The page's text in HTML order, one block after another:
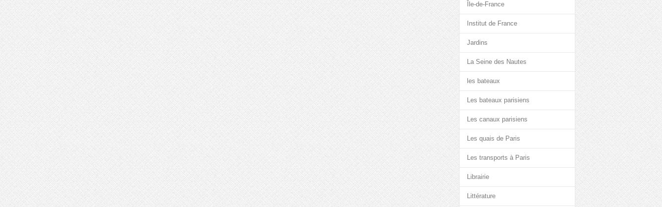
Île-de-France
Institut de France
Jardins
La Seine des Nautes
les bateaux
Les bateaux parisiens
Les canaux parisiens
Les quais de Paris
Les transports à Paris
Librairie
Littérature